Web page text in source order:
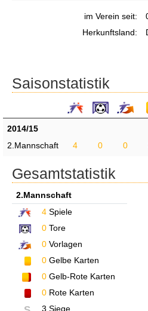
im Verein seit:
Herkunftsland:
Saisonstatistik
2014/15
2.Mannschaft
4 0 0
Gesamtstatistik
2.Mannschaft
4 Spiele
0 Tore
0 Vorlagen
0 Gelbe Karten
0 Gelb-Rote Karten
0 Rote Karten
3 Siege